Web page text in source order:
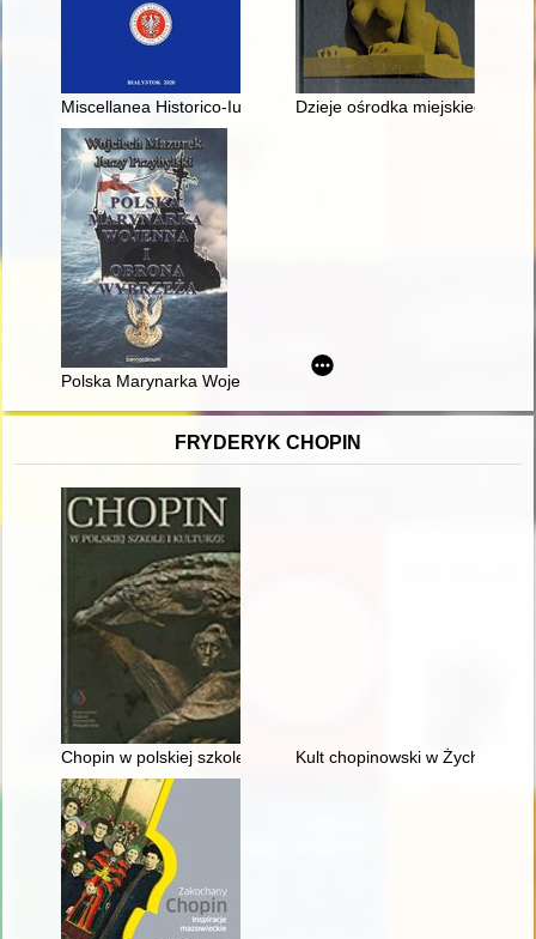
Miscellanea Historico-Iuridica. T. 19, z. 1 (2020), Children's
Dzieje ośrodka miejskiego w
Polska Marynarka Wojenna i obrona wybrzeża : zbiór studiów i
FRYDERYK CHOPIN
Chopin w polskiej szkole i kulturzeKult chopinowski w Żychlinie